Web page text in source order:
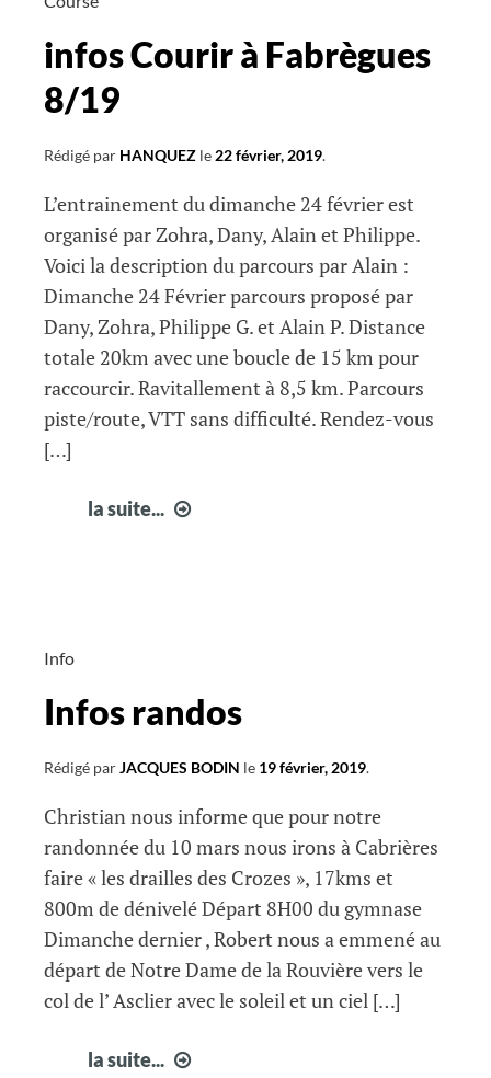
infos Courir à Fabrègues
8/19
Rédigé par HANQUEZ le 22 février, 2019.
L’entrainement du dimanche 24 février est
organisé par Zohra, Dany, Alain et Philippe.
Voici la description du parcours par Alain :
Dimanche 24 Février parcours proposé par
Dany, Zohra, Philippe G. et Alain P. Distance
totale 20km avec une boucle de 15 km pour
raccourcir. Ravitallement à 8,5 km. Parcours
piste/route, VTT sans difficulté. Rendez-vous
[…]
la suite...
Info
Infos randos
Rédigé parJACQUES BODIN le 19 février, 2019.
Christian nous informe que pour notre
randonnée du 10 mars nous irons à Cabrières
faire « les drailles des Crozes », 17kms et
800m de dénivelé Départ 8H00 du gymnase
Dimanche dernier , Robert nous a emmené au
départ de Notre Dame de la Rouvière vers le
col de l’ Asclier avec le soleil et un ciel […]
la suite...